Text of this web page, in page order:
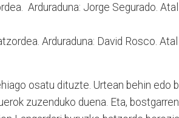
Arduraduna: Jorge Segurado.
Arduraduna: David Rosco.
osatu dituzte. Urtean behin edo
zuzenduko duena. Eta,